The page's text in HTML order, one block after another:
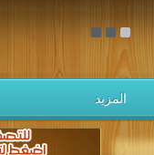
المزيد